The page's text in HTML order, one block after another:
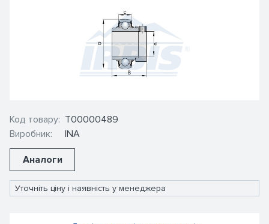
Код товару:
Виробник:
Т00000489
INA
Аналоги
Уточніть ціну і наявність у менеджера